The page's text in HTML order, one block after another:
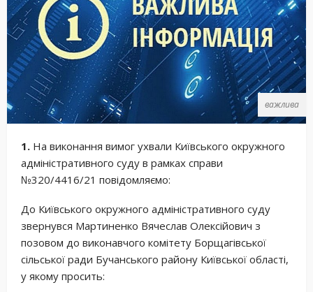
важлива
1. На виконання вимог ухвали Київського окружного
адміністративного суду в рамках справи
№320/4416/21 повідомляємо:
До Київського окружного адміністративного суду
звернувся Мартиненко Вячеслав Олексійович з
позовом до виконавчого комітету Борщагівської
сільської ради Бучанського району Київської області,
у якому просить: